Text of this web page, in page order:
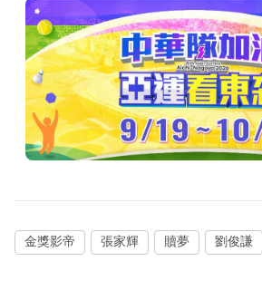
金獎影帝 張家輝 贖夢 劉俊謙